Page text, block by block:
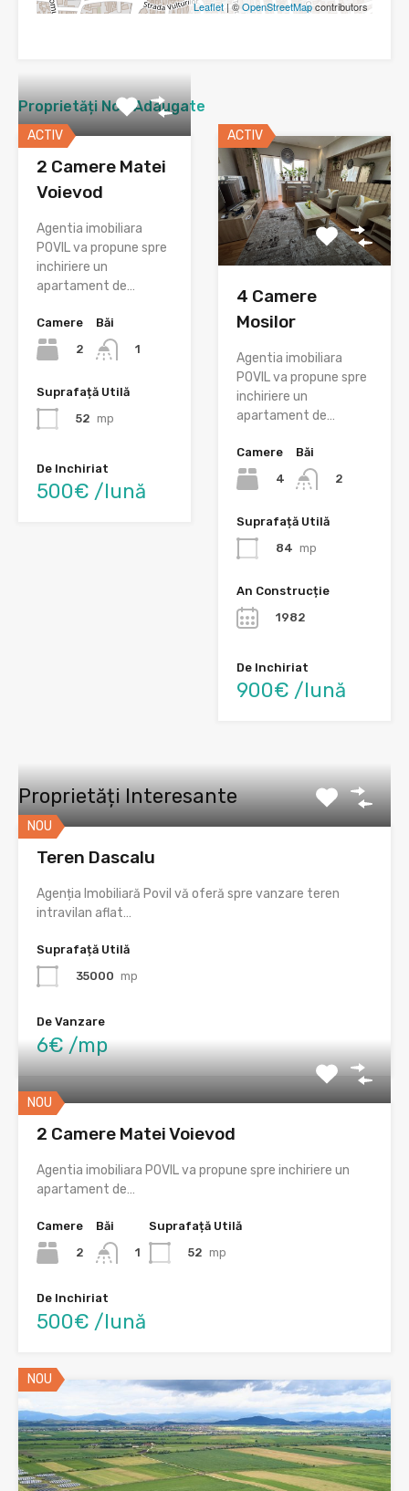
Leaflet | ©OpenStreetMapcontributors
Proprietăți Nou Adaugate
ACTIV
2 Camere Matei
Voievod
Agentia imobiliara
POVIL va propune spre
inchiriere un
apartament de…
Camere
2
Băi
1
Suprafață Utilă
52 mp
De Inchiriat
500€ /lună
ACTIV
4 Camere
Mosilor
Agentia imobiliara
POVIL va propune spre
inchiriere un
apartament de…
Camere
4
Băi
2
Suprafață Utilă
84 mp
An Construcție
1982
De Inchiriat
900€ /lună
Proprietăți Interesante
NOU
Teren Dascalu
Agenția Imobiliară Povil vă oferă spre vanzare teren
intravilan aflat…
Suprafață Utilă
35000 mp
De Vanzare
6€ /mp
NOU
2 Camere Matei Voievod
Agentia imobiliara POVIL va propune spre inchiriere un
apartament de…
Camere
2
Băi
1
Suprafață Utilă
52 mp
De Inchiriat
500€ /lună
NOU